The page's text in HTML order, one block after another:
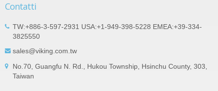
Contatti
TW:+886-3-597-2931 USA:+1-949-398-5228 EMEA:+39-334-
3825550
sales@viking.com.tw
No.70, Guangfu N. Rd., Hukou Township, Hsinchu County, 303,
Taiwan